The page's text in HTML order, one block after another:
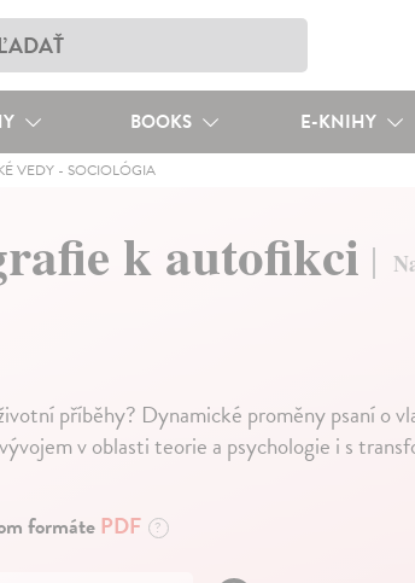
BOOKS E-KNIHY
VEDY - SOCIOLÓGIA
k autofikci
příběhy? Dynamické proměny psaní o
v oblasti teorie a psychologie i s
formátePDF ?